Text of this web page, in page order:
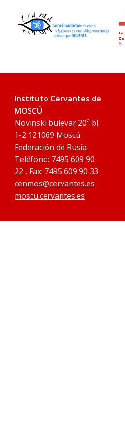
Instituto Cervantes de
MOSCÚ
Novinski bulevar 20ª bl.
1-2 121069 Moscú
Federación de Rusia
Teléfono: 7495 609 90
22 , Fax: 7495 609 90 33
cenmos@cervantes.es
moscu.cervantes.es